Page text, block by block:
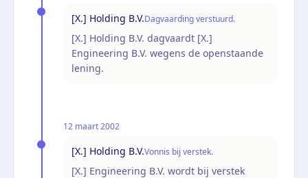
[X.] Holding B.V.Dagvaarding verstuurd.
[X.] Holding B.V. dagvaardt [X.]
Engineering B.V. wegens de openstaande
lening.
12 maart 2002
[X.] Holding B.V.Vonnis bij verstek.
[X.] Engineering B.V. wordt bij verstek